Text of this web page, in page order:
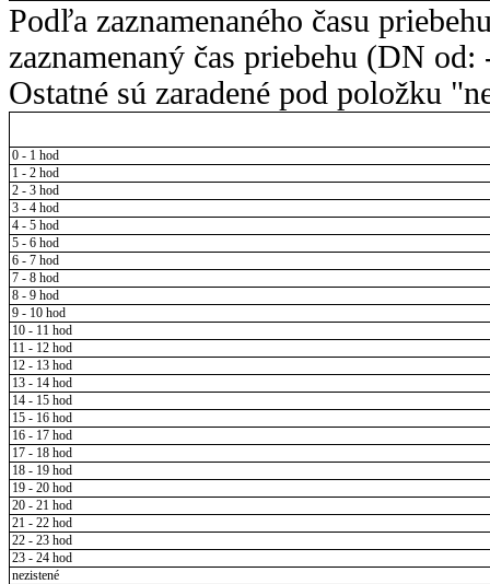
Podľa zaznamenaného času
zaznamenaný čas priebehu (DN
Ostatné sú zaradené pod položku
0 - 1 hod
1 - 2 hod
2 - 3 hod
3 - 4 hod
4 - 5 hod
5 - 6 hod
6 - 7 hod
7 - 8 hod
8 - 9 hod
9 - 10 hod
10 - 11 hod
11 - 12 hod
12 - 13 hod
13 - 14 hod
14 - 15 hod
15 - 16 hod
16 - 17 hod
17 - 18 hod
18 - 19 hod
19 - 20 hod
20 - 21 hod
21 - 22 hod
22 - 23 hod
23 - 24 hod
nezistené